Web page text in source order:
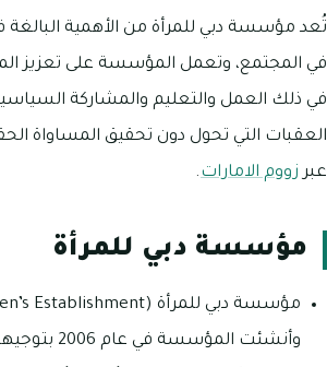
تُعد مؤسسة دبي للمرأة من الأهمية البالغة
في المجتمع، وتعمل المؤسسة على تعزيز
في ذلك العمل والتعليم والمشاركة
العقبات التي تحول دون تحقيق المساواة
عبر زووم الامارات.
مؤسسة دبي للمرأة
وأنشئت